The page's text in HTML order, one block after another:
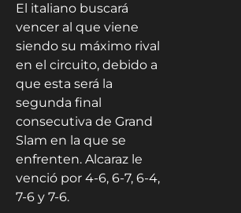
El italiano buscará
vencer al que viene
siendo su máximo rival
en el circuito, debido a
que esta será la
segunda final
consecutiva de Grand
Slam en la que se
enfrenten. Alcaraz le
venció por 4-6, 6-7, 6-4,
7-6 y 7-6.